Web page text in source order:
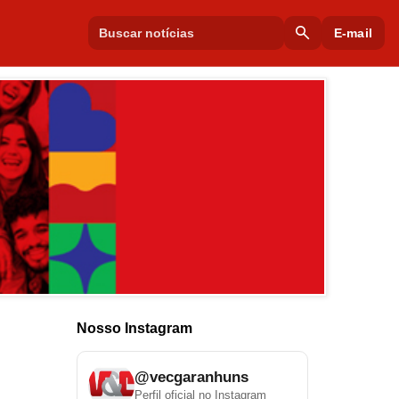
search E-mail
Nosso Instagram
@vecgaranhuns
Perfil oficial no Instagram